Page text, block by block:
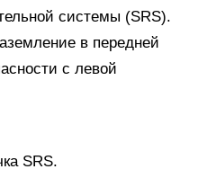
системы (SRS).
в передней
с левой
SRS.